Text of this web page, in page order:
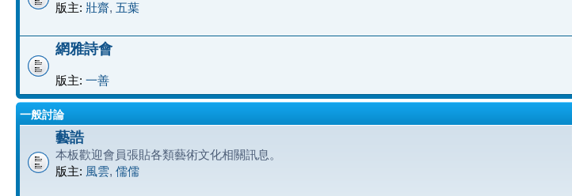
版主: 壯齋, 五葉
網雅詩會
版主: 一善
一般討論
藝誥
本板歡迎會員張貼各類藝術文化相關訊息。
版主: 風雲, 儒儒